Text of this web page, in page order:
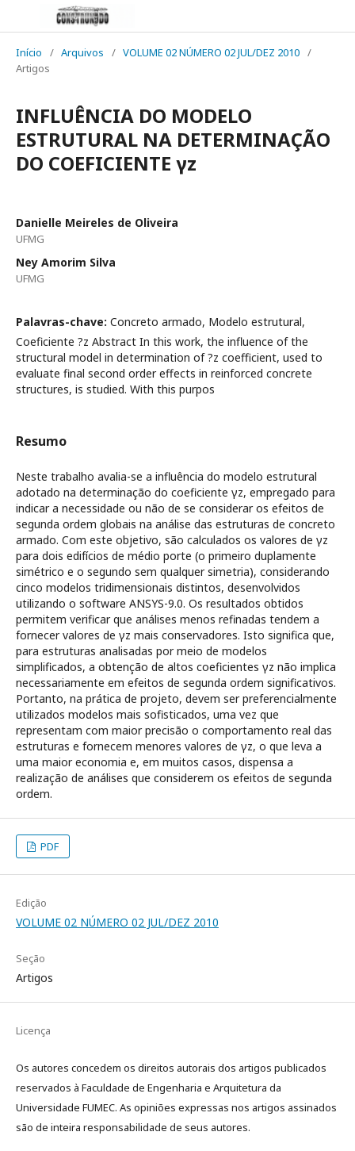
Início / Arquivos / VOLUME 02 NÚMERO 02 JUL/DEZ 2010 /
Artigos
INFLUÊNCIA DO MODELO
ESTRUTURAL NA DETERMINAÇÃO
DO COEFICIENTE γz
Danielle Meireles de Oliveira
UFMG
Ney Amorim Silva
UFMG
Palavras-chave: Concreto armado, Modelo estrutural,
Coeficiente ?z Abstract In this work, the influence of the
structural model in determination of ?z coefficient, used to
evaluate final second order effects in reinforced concrete
structures, is studied. With this purpos
Resumo
Neste trabalho avalia-se a influência do modelo estrutural
adotado na determinação do coeficiente γz, empregado para
indicar a necessidade ou não de se considerar os efeitos de
segunda ordem globais na análise das estruturas de concreto
armado. Com este objetivo, são calculados os valores de γz
para dois edifícios de médio porte (o primeiro duplamente
simétrico e o segundo sem qualquer simetria), considerando
cinco modelos tridimensionais distintos, desenvolvidos
utilizando o software ANSYS-9.0. Os resultados obtidos
permitem verificar que análises menos refinadas tendem a
fornecer valores de γz mais conservadores. Isto significa que,
para estruturas analisadas por meio de modelos
simplificados, a obtenção de altos coeficientes γz não implica
necessariamente em efeitos de segunda ordem significativos.
Portanto, na prática de projeto, devem ser preferencialmente
utilizados modelos mais sofisticados, uma vez que
representam com maior precisão o comportamento real das
estruturas e fornecem menores valores de γz, o que leva a
uma maior economia e, em muitos casos, dispensa a
realização de análises que considerem os efeitos de segunda
ordem.
PDF
Edição
VOLUME 02 NÚMERO 02 JUL/DEZ 2010
Seção
Artigos
Licença
Os autores concedem os direitos autorais dos artigos publicados
reservados à Faculdade de Engenharia e Arquitetura da
Universidade FUMEC. As opiniões expressas nos artigos assinados
são de inteira responsabilidade de seus autores.